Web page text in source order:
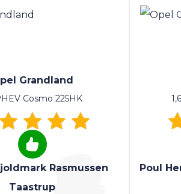
Grandland
Cosmo 225HK
Rasmussen
Taastrup
Poul